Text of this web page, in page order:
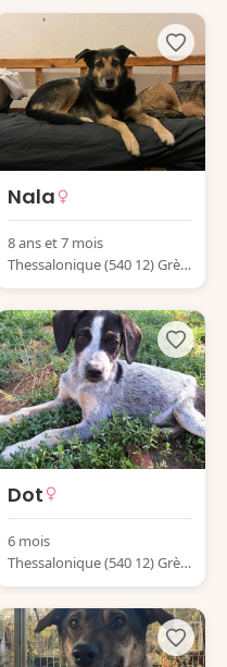
Nala
8 ans et 7 mois
Thessalonique (540 12) Grèc
e
Dot
6 mois
Thessalonique (540 12) Grèc
e